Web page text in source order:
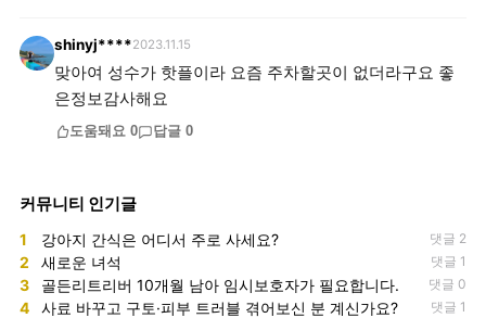
shinyj****2023.11.15
맞아여 성수가 핫플이라 요즘 주차할곳이 없더라구요 좋
은정보감사해요
도움돼요 0 답글 0
커뮤니티 인기글
1 강아지 간식은 어디서 주로 사세요? 댓글 2
2 새로운 녀석 댓글 1
3 골든리트리버 10개월 남아 임시보호자가 필요합니다. 댓글 0
4 사료 바꾸고 구토·피부 트러블 겪어보신 분 계신가요? 댓글 1